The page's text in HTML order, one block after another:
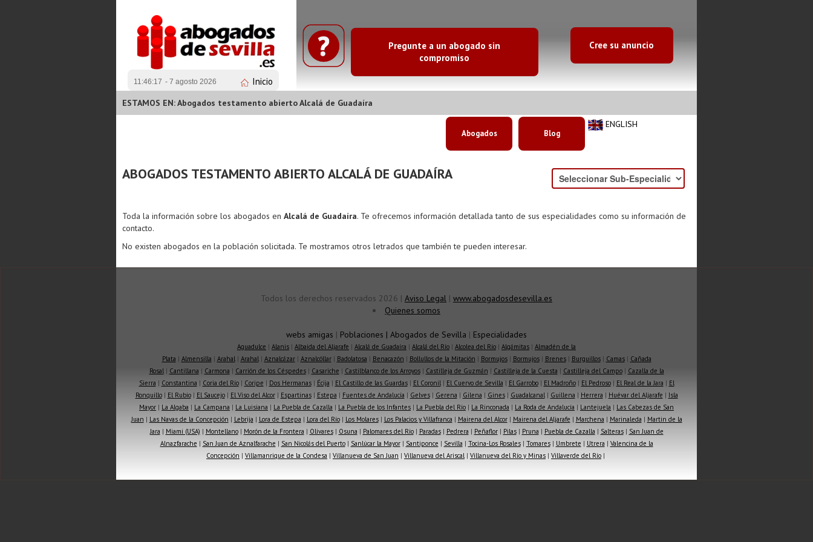
11:46:17 - 7 agosto 2026 Inicio
Pregunte a un abogado sin
compromiso
Cree su anuncio
ESTAMOS EN: Abogados testamento abierto Alcalá de Guadaíra
ENGLISH
Abogados Blog
ABOGADOS TESTAMENTO ABIERTO ALCALÁ DE GUADAÍRA
Toda la información sobre los abogados en Alcalá de Guadaíra. Te ofrecemos información detallada tanto de sus especialidades como su información de
contacto.
No existen abogados en la población solicitada. Te mostramos otros letrados que también te pueden interesar.
Todos los derechos reservados 2026 | Aviso Legal | www.abogadosdesevilla.es
Quienes somos
webs amigas | Poblaciones | Abogados de Sevilla | Especialidades
Aguadulce | Alanis | Albaida del Aljarafe | Alcalá de Guadaíra | Alcalá del Río | Alcolea del Río | Algámitas | Almadén de la
Plata | Almensilla | Arahal| Arahal| Aznalcázar| Aznalcóllar| Badolatosa | Benacazón | Bollullos de la Mitación | Bormujos| Bormujos| Brenes| Burguillos| Camas| Cañada
Rosal| Cantillana | Carmona | Carrión de los Céspedes| Casariche | Castilblanco de los Arroyos| Castilleja de Guzmán | Castilleja de la Cuesta | Castilleja del Campo| Cazalla de la
Sierra | Constantina | Coria del Río| Coripe | Dos Hermanas| Écija | El Castillo de las Guardas| El Coronil| El Cuervo de Sevilla | El Garrobo| El Madroño| El Pedroso| El Real de la Jara | El
Ronquillo| El Rubio| El Saucejo| El Viso del Alcor| Espartinas| Estepa | Fuentes de Andalucía | Gelves| Gerena | Gilena | Gines| Guadalcanal| Guillena | Herrera | Huévar del Aljarafe | Isla
Mayor | La Algaba | La Campana | La Luisiana | La Puebla de Cazalla | La Puebla de los Infantes | La Puebla del Río | La Rinconada | La Roda de Andalucía | Lantejuela | Las Cabezas de San
Juan | Las Navas de la Concepción | Lebrija | Lora de Estepa | Lora del Río| Los Molares| Los Palacios y Villafranca | Mairena del Alcor| Mairena del Aljarafe | Marchena | Marinaleda | Martin de la
Jara | Miami (USA) | Montellano| Morón de la Frontera | Olivares| Osuna | Palomares del Río| Paradas| Pedrera | Peñaflor| Pilas| Pruna | Puebla de Cazalla | Salteras| San Juan de
Alnazfarache | San Juan de Aznalfarache | San Nicolás del Puerto| Sanlúcar la Mayor| Santiponce | Sevilla | Tocina-Los Rosales| Tomares| Umbrete | Utrera | Valencina de la
Concepción | Villamanrique de la Condesa | Villanueva de San Juan | Villanueva del Ariscal| Villanueva del Río y Minas | Villaverde del Río |